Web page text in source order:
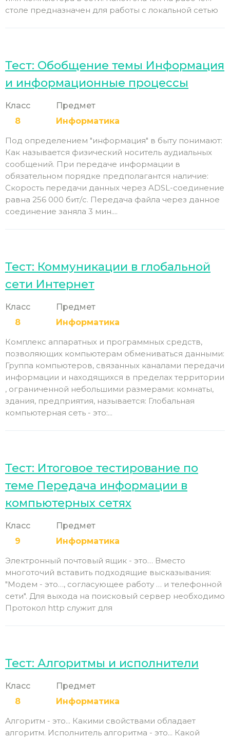
столе предназначен для работы с локальной сетью
Тест: Обобщение темы Информация
и информационные процессы
Класс
8
Предмет
Информатика
Под определением "информация" в быту понимают:
Как называется физический носитель аудиальных
сообщений. При передаче информации в
обязательном порядке предполагантся наличие:
Скорость передачи данных через ADSL-соединение
равна 256 000 бит/с. Передача файла через данное
соединение заняла 3 мин....
Тест: Коммуникации в глобальной
сети Интернет
Класс
8
Предмет
Информатика
Комплекс аппаратных и программных средств,
позволяющих компьютерам обмениваться данными:
Группа компьютеров, связанных каналами передачи
информации и находящихся в пределах территории
, ограниченной небольшими размерами: комнаты,
здания, предприятия, называется: Глобальная
компьютерная сеть - это:...
Тест: Итоговое тестирование по
теме Передача информации в
компьютерных сетях
Класс
9
Предмет
Информатика
Электронный почтовый ящик - это… Вместо
многоточий вставить подходящие высказывания:
"Модем - это…, согласующее работу … и телефонной
сети". Для выхода на поисковый сервер необходимо
Протокол http служит для
Тест: Алгоритмы и исполнители
Класс
8
Предмет
Информатика
Алгоритм - это... Какими свойствами обладает
алгоритм. Исполнитель алгоритма - это... Какой